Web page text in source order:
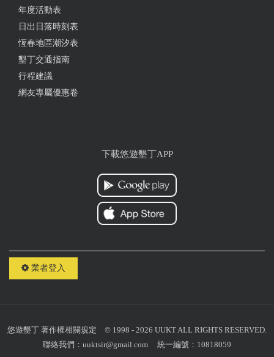
年度活動表
日出日落時刻表
恆春地區潮汐表
墾丁交通指南
行程建議
網友專屬優惠卷
下載悠遊墾丁APP
業者登入
悠遊墾丁 著作權相關規定 © 1998 - 2026 UUKT ALL RIGHTS RESERVED.
聯絡我們： uuktsir@gmail.com 統一編號：10818059